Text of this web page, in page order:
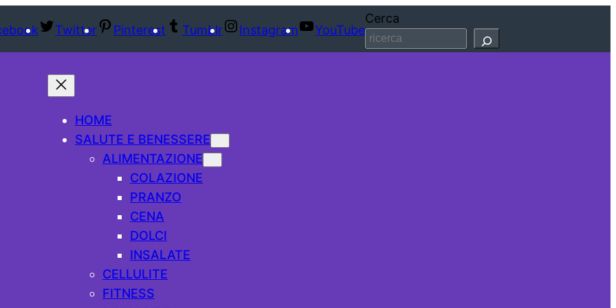
Twitter Pinterest Tumblr Instagram YouTube
Cerca
HOME
SALUTE E BENESSERE
ALIMENTAZIONE
COLAZIONE
PRANZO
CENA
DOLCI
INSALATE
CELLULITE
FITNESS